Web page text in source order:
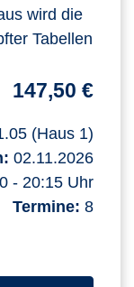
wird die
Tabellen
147,50 €
(Haus 1)
02.11.2026
- 20:15 Uhr
Termine: 8